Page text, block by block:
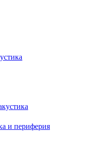
и периферия